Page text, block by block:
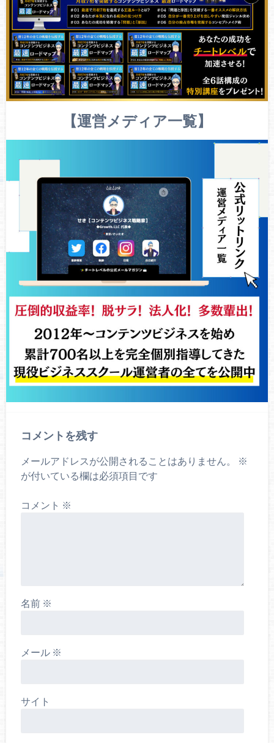
【運営メディア一覧】
コメントを残す
メールアドレスが公開されることはありません。
※
が付いている欄は必須項目です
コメント ※
名前 ※
メール ※
サイト